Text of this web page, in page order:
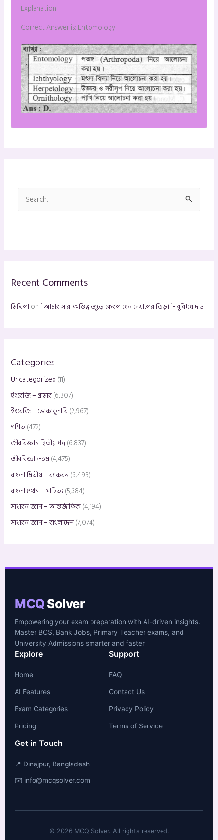
Explanation:
Correct Answer is: Entomology
e
f
Recent Comments
মিথিলাon `আমার সারা অস্তিত্ব জুড়ে কেবল যেন দেয়ালের ভিড়।`- বুঝিয়ে দাও।
Categories
Uncategorized (11)
ইংরেজি – গ্রামার(6,307)
ইংরেজি – ভোকাবুলারি(2,967)
গণিত(472)
জীববিজ্ঞান দ্বিতীয় পত্র(6,837)
জীববিজ্ঞান-১ম(4,475)
বাংলা দ্বিতীয় – ব্যাকরন(6,493)
বাংলা প্রথম – সাহিত্য(5,384)
সাধারন জ্ঞান – আন্তর্জাতিক(4,194)
সাধারন জ্ঞান – বাংলাদেশ(7,074)
MCQSolver
Empowering your exam preparation with AI-driven insights.
Master BCS, Bank Jobs, Primary Teacher exams, and
University Admissions smarter and faster.
Explore
Home
AI Features
Exam Categories
Pricing
Support
FAQ
Contact Us
Privacy Policy
Terms of Service
Get in Touch
📍 Dinajpur, Bangladesh
✉️ info@mcqsolver.com
© 2026 MCQ Solver. All rights reserved.